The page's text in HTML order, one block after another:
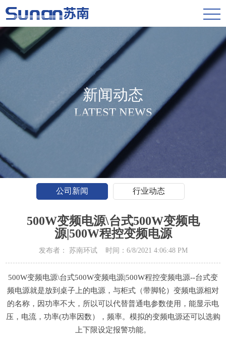
新闻动态
LATEST NEWS
公司新闻 行业动态
500W变频电源\台式500W变频电
源|500W程控变频电源
发布者： 苏南环试 时间：6/8/2021 4:06:48 PM
500W变频电源\台式500W变频电源|500W程控变频电源--台式变
频电源就是放到桌子上的电源，与柜式（带脚轮）变频电源相对
的名称，因功率不大，所以可以代替普通电参数使用，能显示电
压，电流，功率(功率因数），频率。模拟的变频电源还可以选购
上下限设定报警功能。